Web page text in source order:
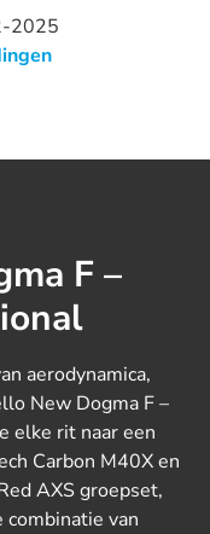
2025
F –
aerodynamica,
New Dogma F –
elke rit naar een
Carbon M40X en
AXS groepset,
combinatie van